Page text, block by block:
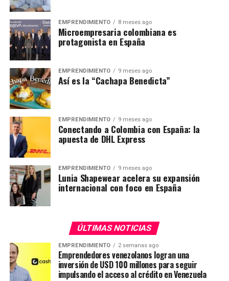
EMPRENDIMIENTO 8 meses ago
Microempresaria colombiana es
protagonista en España
EMPRENDIMIENTO 9 meses ago
Así es la “Cachapa Benedicta”
EMPRENDIMIENTO 9 meses ago
Conectando a Colombia con España: la
apuesta de DHL Express
EMPRENDIMIENTO 9 meses ago
Lunia Shapewear acelera su expansión
internacional con foco en España
ÚLTIMAS NOTICIAS
EMPRENDIMIENTO 2 semanas ago
Emprendedores venezolanos logran una
inversión de USD 100 millones para seguir
impulsando el acceso al crédito en Venezuela